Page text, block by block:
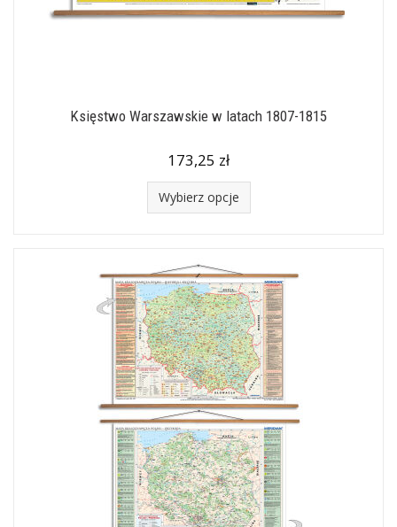
Księstwo Warszawskie w latach 1807-1815
173,25 zł
Wybierz opcje